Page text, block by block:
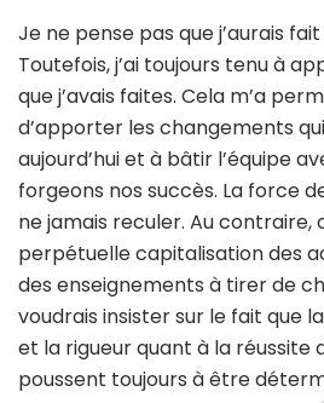
Je ne pense pas que j’aurais
Toutefois, j’ai toujours tenu à
que j’avais faites. Cela m’a
d’apporter les changements
aujourd’hui et à bâtir l’équipe
forgeons nos succès. La force
ne jamais reculer. Au contraire,
perpétuelle capitalisation des
des enseignements à tirer de
voudrais insister sur le fait que
et la rigueur quant à la
poussent toujours à être